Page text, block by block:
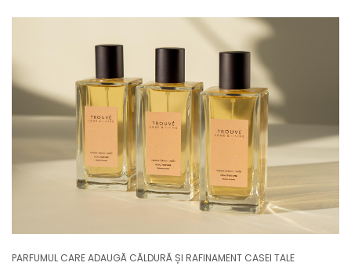
PARFUMUL CARE ADAUGĂ CĂLDURĂ ȘI RAFINAMENT CASEI TALE